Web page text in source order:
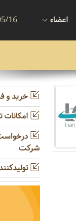
اعضاء 16
خرید و
شرکت